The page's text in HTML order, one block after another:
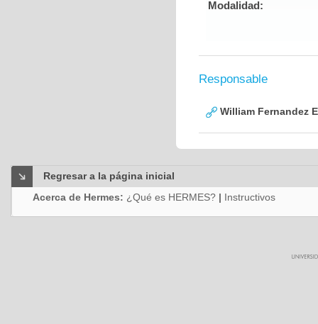
Modalidad:
Responsable
William Fernandez
Regresar a la página inicial
Acerca de Hermes: ¿Qué es HERMES? | Instructivos